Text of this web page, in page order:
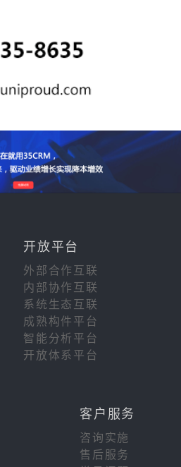
开放平台
外部合作互联
内部协作互联
系统生态互联
成熟构件平台
智能分析平台
开放体系平台
客户服务
咨询实施
售后服务